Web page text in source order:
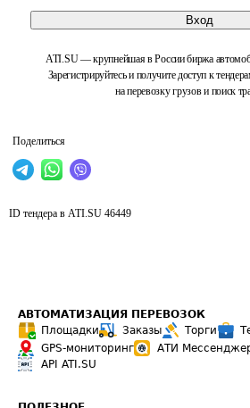
Вход
ATI.SU — крупнейшая в России биржа
Зарегистрируйтесь и получите доступ к
на перевозку грузов и поиск
Поделиться
ID тендера в ATI.SU 46449
АВТОМАТИЗАЦИЯ ПЕРЕВОЗОК
Площадки
Заказы Торги
GPS-мониторинг
АТИ
API ATI.SU